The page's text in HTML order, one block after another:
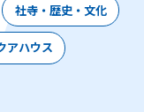
社寺・歴史・文化
アハウス